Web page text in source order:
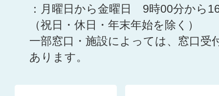
：月曜日から金曜日 9時00分から
（祝日・休日・年末年始を除く）
一部窓口・施設によっては、窓口受
あります。